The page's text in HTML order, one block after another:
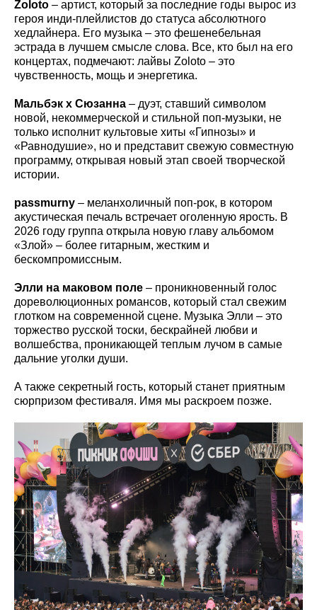
Zoloto – артист, который за последние годы вырос из
героя инди-плейлистов до статуса абсолютного
хедлайнера. Его музыка – это фешенебельная
эстрада в лучшем смысле слова. Все, кто был на его
концертах, подмечают: лайвы Zoloto – это
чувственность, мощь и энергетика.
Мальбэк х Сюзанна – дуэт, ставший символом
новой, некоммерческой и стильной поп-музыки, не
только исполнит культовые хиты «Гипнозы» и
«Равнодушие», но и представит свежую совместную
программу, открывая новый этап своей творческой
истории.
passmurny – меланхоличный поп-рок, в котором
акустическая печаль встречает оголенную ярость. В
2026 году группа открыла новую главу альбомом
«Злой» – более гитарным, жестким и
бескомпромиссным.
Элли на маковом поле – проникновенный голос
дореволюционных романсов, который стал свежим
глотком на современной сцене. Музыка Элли – это
торжество русской тоски, бескрайней любви и
волшебства, проникающей теплым лучом в самые
дальние уголки души.
А также секретный гость, который станет приятным
сюрпризом фестиваля. Имя мы раскроем позже.